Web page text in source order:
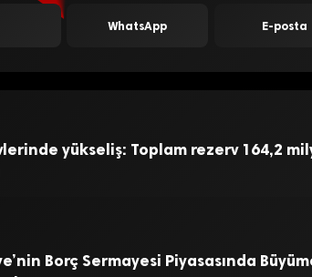
WhatsApp E-posta
yükseliş: Toplam rezerv 164,2
Borç Sermayesi Piyasasında